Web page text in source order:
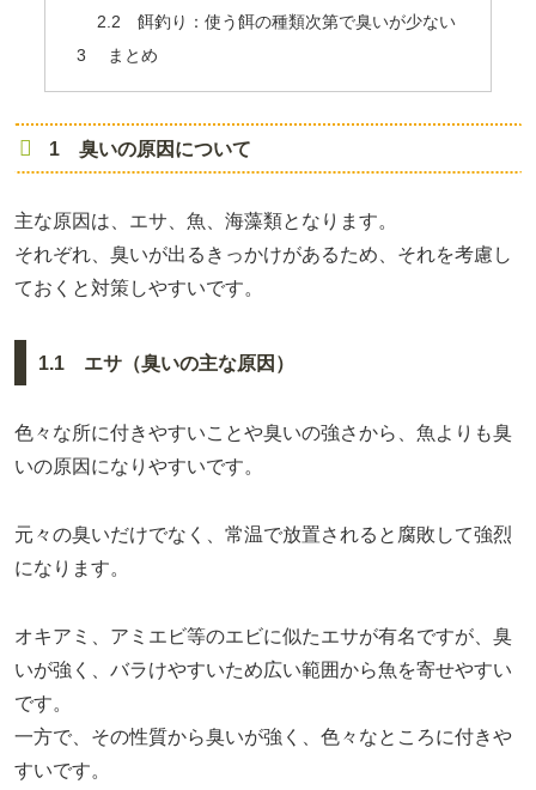
2.2 餌釣り：使う餌の種類次第で臭いが少ない
3 まとめ
1 臭いの原因について
主な原因は、エサ、魚、海藻類となります。
それぞれ、臭いが出るきっかけがあるため、それを考慮し
ておくと対策しやすいです。
1.1 エサ（臭いの主な原因）
色々な所に付きやすいことや臭いの強さから、魚よりも臭
いの原因になりやすいです。
元々の臭いだけでなく、常温で放置されると腐敗して強烈
になります。
オキアミ、アミエビ等のエビに似たエサが有名ですが、臭
いが強く、バラけやすいため広い範囲から魚を寄せやすい
です。
一方で、その性質から臭いが強く、色々なところに付きや
すいです。